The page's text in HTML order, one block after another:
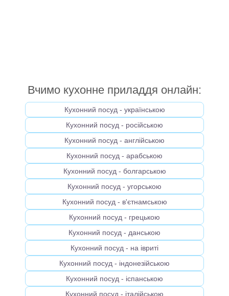
Вчимо кухонне приладдя онлайн:
Кухонний посуд - українською
Кухонний посуд - російською
Кухонний посуд - англійською
Кухонний посуд - арабською
Кухонний посуд - болгарською
Кухонний посуд - угорською
Кухонний посуд - в'єтнамською
Кухонний посуд - грецькою
Кухонний посуд - данською
Кухонний посуд - на івриті
Кухонний посуд - індонезійською
Кухонний посуд - іспанською
Кухонний посуд - італійською